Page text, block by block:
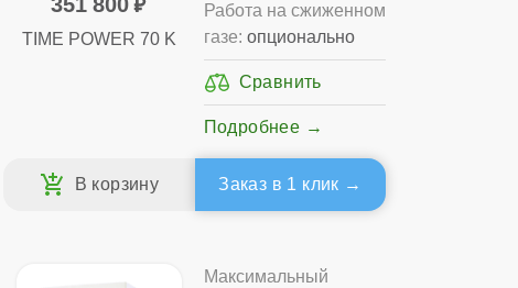
TIME POWER 70 K
Работа на сжиженном
газе: опционально
Подробнее
Заказ в 1 клик
Максимальный